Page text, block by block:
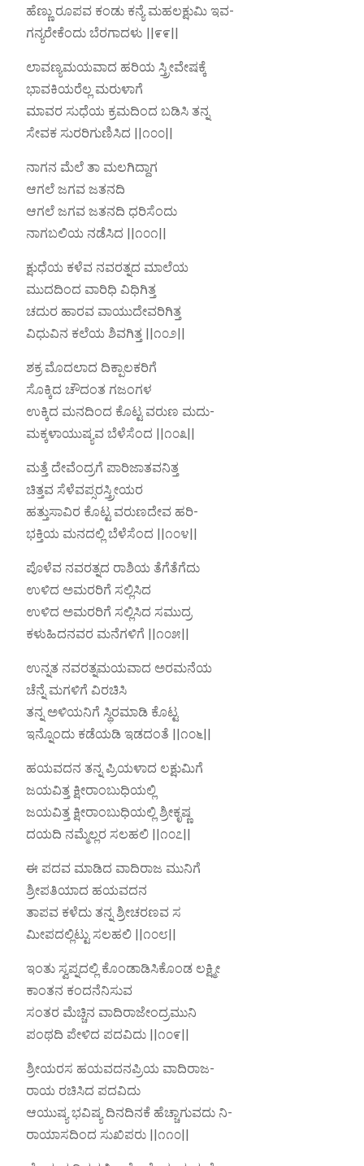
ಹೆಣ್ಣು ರೂಪವ ಕಂಡು ಕನ್ಯೆ ಮಹಲಕ್ಷುಮಿ ಇವ-
ಗನ್ಯರೇಕೆಂದು ಬೆರಗಾದಳು ||೯೯||
ಲಾವಣ್ಯಮಯವಾದ ಹರಿಯ ಸ್ತ್ರೀವೇಷಕ್ಕೆ
ಭಾವಕಿಯರೆಲ್ಲ ಮರುಳಾಗೆ
ಮಾವರ ಸುಧೆಯ ಕ್ರಮದಿಂದ ಬಡಿಸಿ ತನ್ನ
ಸೇವಕ ಸುರರಿಗುಣಿಸಿದ ||೧೦೦||
ನಾಗನ ಮೆಲೆ ತಾ ಮಲಗಿದ್ದಾಗ
ಆಗಲೆ ಜಗವ ಜತನದಿ
ಆಗಲೆ ಜಗವ ಜತನದಿ ಧರಿಸೆಂದು
ನಾಗಬಲಿಯ ನಡೆಸಿದ ||೧೦೧||
ಕ್ಷುಧೆಯ ಕಳೆವ ನವರತ್ನದ ಮಾಲೆಯ
ಮುದದಿಂದ ವಾರಿಧಿ ವಿಧಿಗಿತ್ತ
ಚದುರ ಹಾರವ ವಾಯುದೇವರಿಗಿತ್ತ
ವಿಧುವಿನ ಕಲೆಯ ಶಿವಗಿತ್ತ ||೧೦೨||
ಶಕ್ರ ಮೊದಲಾದ ದಿಕ್ಪಾಲಕರಿಗೆ
ಸೊಕ್ಕಿದ ಚೌದಂತ ಗಜಂಗಳ
ಉಕ್ಕಿದ ಮನದಿಂದ ಕೊಟ್ಟ ವರುಣ ಮದು-
ಮಕ್ಕಳಾಯುಷ್ಯವ ಬೆಳೆಸೆಂದ ||೧೦೩||
ಮತ್ತೆ ದೇವೆಂದ್ರಗೆ ಪಾರಿಜಾತವನಿತ್ತ
ಚಿತ್ತವ ಸೆಳೆವಪ್ಸರಸ್ತ್ರೀಯರ
ಹತ್ತುಸಾವಿರ ಕೊಟ್ಟ ವರುಣದೇವ ಹರಿ-
ಭಕ್ತಿಯ ಮನದಲ್ಲಿ ಬೆಳೆಸೆಂದ ||೧೦೪||
ಪೊಳೆವ ನವರತ್ನದ ರಾಶಿಯ ತೆಗೆತೆಗೆದು
ಉಳಿದ ಅಮರರಿಗೆ ಸಲ್ಲಿಸಿದ
ಉಳಿದ ಅಮರರಿಗೆ ಸಲ್ಲಿಸಿದ ಸಮುದ್ರ
ಕಳುಹಿದನವರ ಮನೆಗಳಿಗೆ ||೧೦೫||
ಉನ್ನತ ನವರತ್ನಮಯವಾದ ಅರಮನೆಯ
ಚೆನ್ನೆ ಮಗಳಿಗೆ ವಿರಚಿಸಿ
ತನ್ನ ಅಳಿಯನಿಗೆ ಸ್ಥಿರಮಾಡಿ ಕೊಟ್ಟ
ಇನ್ನೊಂದು ಕಡೆಯಡಿ ಇಡದಂತೆ ||೧೦೬||
ಹಯವದನ ತನ್ನ ಪ್ರಿಯಳಾದ ಲಕ್ಷುಮಿಗೆ
ಜಯವಿತ್ತ ಕ್ಷೀರಾಂಬುಧಿಯಲ್ಲಿ
ಜಯವಿತ್ತ ಕ್ಷೀರಾಂಬುಧಿಯಲ್ಲಿ ಶ್ರೀಕೃಷ್ಣ
ದಯದಿ ನಮ್ಮೆಲ್ಲರ ಸಲಹಲಿ ||೧೦೭||
ಈ ಪದವ ಮಾಡಿದ ವಾದಿರಾಜ ಮುನಿಗೆ
ಶ್ರೀಪತಿಯಾದ ಹಯವದನ
ತಾಪವ ಕಳೆದು ತನ್ನ ಶ್ರೀಚರಣವ ಸ
ಮೀಪದಲ್ಲಿಟ್ಟು ಸಲಹಲಿ ||೧೦೮||
ಇಂತು ಸ್ವಪ್ನದಲ್ಲಿ ಕೊಂಡಾಡಿಸಿಕೊಂಡ ಲಕ್ಷ್ಮೀ
ಕಾಂತನ ಕಂದನೆನಿಸುವ
ಸಂತರ ಮೆಚ್ಚಿನ ವಾದಿರಾಜೇಂದ್ರಮುನಿ
ಪಂಥದಿ ಪೇಳಿದ ಪದವಿದು ||೧೦೯||
ಶ್ರೀಯರಸ ಹಯವದನಪ್ರಿಯ ವಾದಿರಾಜ-
ರಾಯ ರಚಿಸಿದ ಪದವಿದು
ಆಯುಷ್ಯ ಭವಿಷ್ಯ ದಿನದಿನಕೆ ಹೆಚ್ಚಾಗುವದು ನಿ-
ರಾಯಾಸದಿಂದ ಸುಖಿಪರು ||೧೧೦||